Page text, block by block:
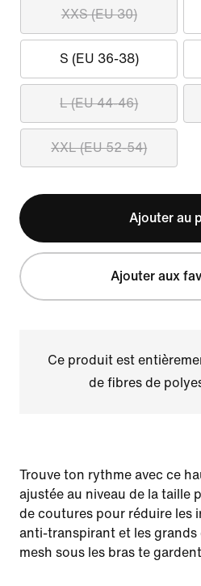
XXS (EU 30)
S (EU 36-38)
L (EU 44-46)
XXL (EU 52-54)
Ajouter au
Ajouter aux
Ce produit est
de fibres de
Trouve ton rythme avec ce
ajustée au niveau de la taille
de coutures pour réduire les
anti-transpirant et les grands
mesh sous les bras te